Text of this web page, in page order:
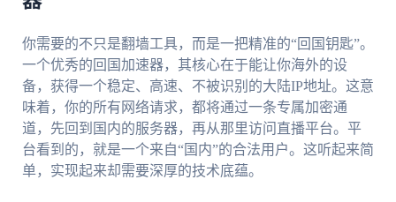
你需要的不只是翻墙工具，而是一把精准的“回国钥匙”。
一个优秀的回国加速器，其核心在于能让你海外的设
备，获得一个稳定、高速、不被识别的大陆IP地址。这意
味着，你的所有网络请求，都将通过一条专属加密通
道，先回到国内的服务器，再从那里访问直播平台。平
台看到的，就是一个来自“国内”的合法用户。这听起来简
单，实现起来却需要深厚的技术底蕴。